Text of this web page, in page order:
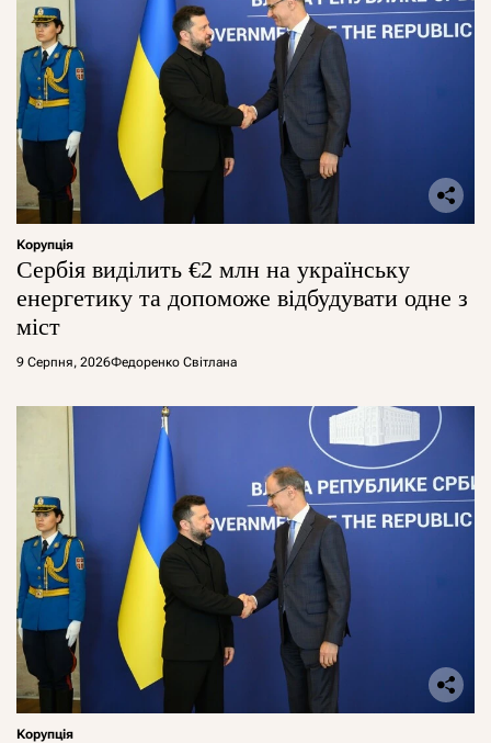
Корупція
Сербія виділить €2 млн на українську
енергетику та допоможе відбудувати одне з
міст
9 Серпня, 2026Федоренко Світлана
Корупція